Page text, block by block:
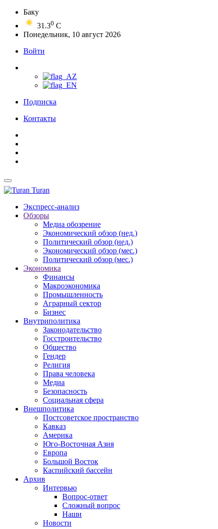
Баку
31.30 C
Понедельник, 10 август 2026
Войти
Подписка
Контакты
Turan
Экспресс-анализ
Обзоры
Медиа обозрение
Экономический обзор (нед.)
Политический обзор (нед.)
Экономический обзор (мес.)
Политический обзор (мес.)
Экономика
Финансы
Макроэкономика
Промышленность
Аграрный сектор
Бизнес
Внутриполитика
Законодательство
Госстроительство
Общество
Гендер
Религия
Права человека
Медиа
Безопасность
Социальная сфера
Внешполитика
Постсоветское пространство
Кавказ
Америка
Юго-Восточная Азия
Европа
Большой Восток
Каспийский бассейн
Архив
Интервью
Вопрос-ответ
Сложный вопрос
Наши
Новости